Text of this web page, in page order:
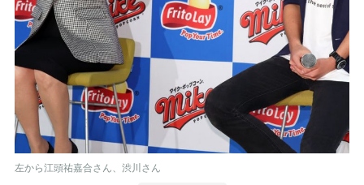
左から江頭祐嘉合さん、渋川さん